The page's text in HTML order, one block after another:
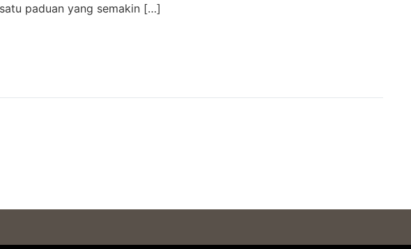
paduan yang semakin […]